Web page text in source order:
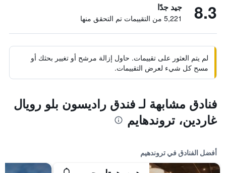
8.3 جيد جدًا
5,221 من التقييمات تم التحقق منها
لم يتم العثور على تقييمات. حاول إزالة مرشح أو تغيير بحثك أو
مسح كل شيء لعرض التقييمات.
فنادق مشابهة لـ فندق راديسون بلو رويال
غاردين، تروندهايم
أفضل الفنادق في تروندهيم